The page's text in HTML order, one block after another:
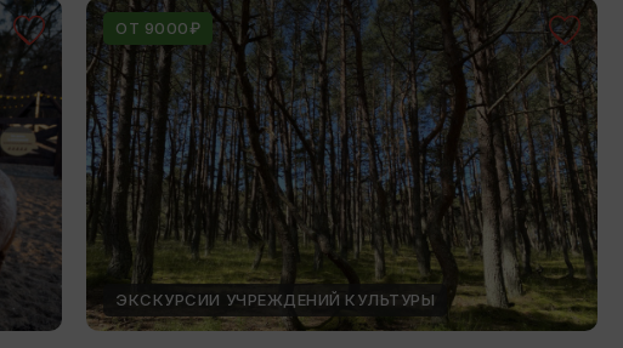
ОТ 9000₽
ЭКСКУРСИИ УЧРЕЖДЕНИЙ КУЛЬТУРЫ